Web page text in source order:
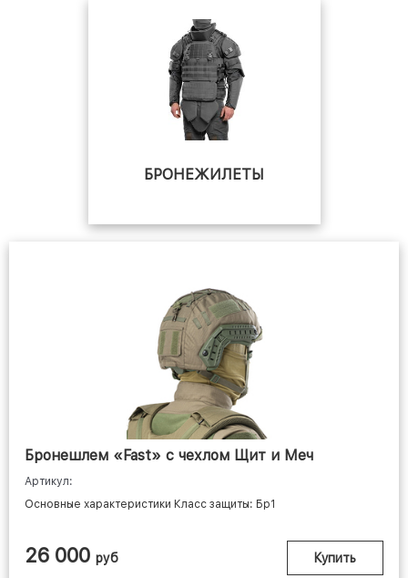
БРОНЕЖИЛЕТЫ
ТАКТИЧЕСКИЕ ШЛЕМА
Бронешлем «Fast» с чехлом Щит и Меч
Артикул:
Основные характеристики Класс защиты: Бр1
26 000 руб Купить